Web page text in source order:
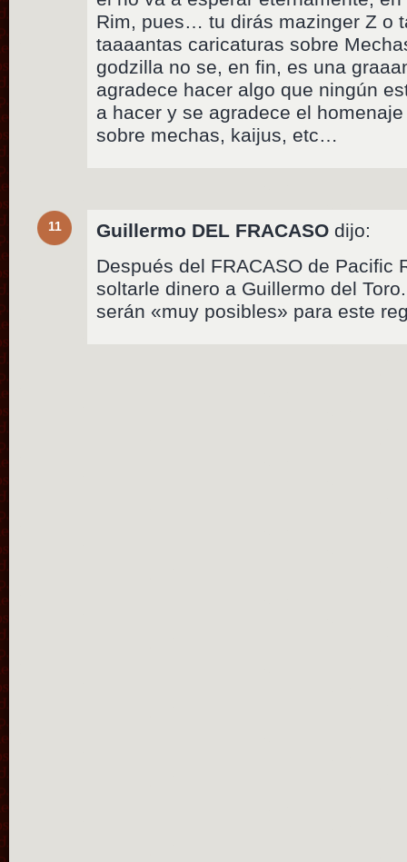
Rim, pues… tu dirás mazinger Z o
taaaantas caricaturas sobre
godzilla no se, en fin, es una
agradece hacer algo que ningún
a hacer y se agradece el
sobre mechas, kaijus, etc…
11 Guillermo DEL FRACASO dijo:
Después del FRACASO de Pacific
soltarle dinero a Guillermo del
serán «muy posibles» para este